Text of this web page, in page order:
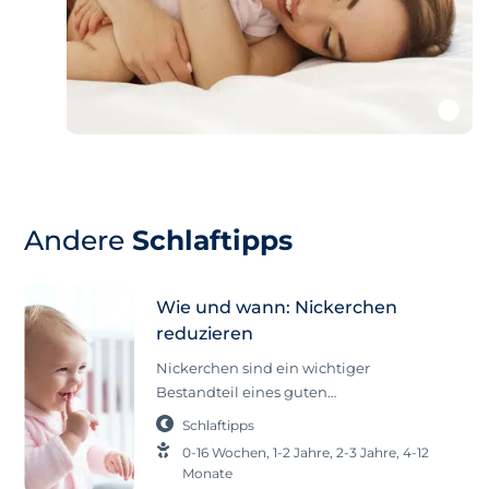
Andere Schlaftipps
Wie und wann: Nickerchen
reduzieren
Nickerchen sind ein wichtiger
Bestandteil eines guten
Schlafrhythmus. Da der Tag sich in der
Nacht widerspiegelt, kann die
Einteilung und die Anzahl der
Schlaftipps
0-16 Wochen, 1-2 Jahre, 2-3 Jahre, 4-12
Monate